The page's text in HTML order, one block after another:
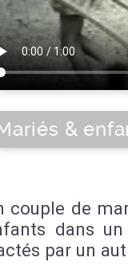
&
couple de
dans un
par un